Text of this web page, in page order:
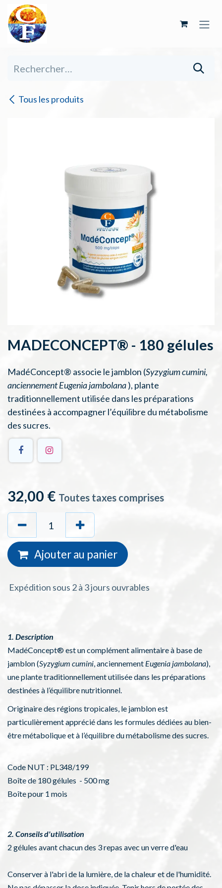
Se rendre au contenu
Tous les produits
MADECONCEPT® - 180 gélules
MadéConcept® associe le jamblon (Syzygium cumini,
anciennement Eugenia jambolana), plante
traditionnellement utilisée dans les préparations
destinées à accompagner l’équilibre du métabolisme
des sucres.
32,00 € Toutes taxes comprises
Ajouter au panier
Expédition sous 2 à 3 jours ouvrables
1. Description
MadéConcept® est un complément alimentaire à base de
jamblon (Syzygium cumini, anciennement Eugenia jambolana),
une plante traditionnellement utilisée dans les préparations
destinées à l’équilibre nutritionnel.
Originaire des régions tropicales, le jamblon est
particulièrement apprécié dans les formules dédiées au bien-
être métabolique et à l’équilibre du métabolisme des sucres.
Code NUT : PL348/199
Boîte de 180 gélules - 500 mg
Boîte pour 1 mois
2. Conseils d'utilisation
2 gélules avant chacun des 3 repas avec un verre d'eau
Conserver à l'abri de la lumière, de la chaleur et de l'humidité.